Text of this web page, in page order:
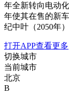
年全新转向电动
年使其在售的新
纪中叶（2050年
打开APP查看更多
切换城市
当前城市
北京
B